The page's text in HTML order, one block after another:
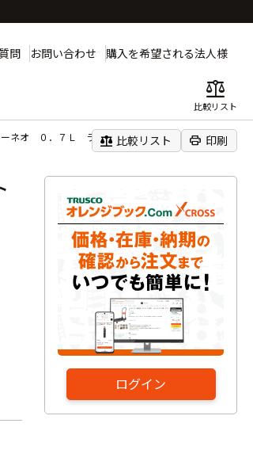
問 お問い合わせ 購入を希望される法人様
balance
比較リスト
ーネオ ０．７Ｌ ライトカーキー
balance 比較リスト print 印刷
ログイン